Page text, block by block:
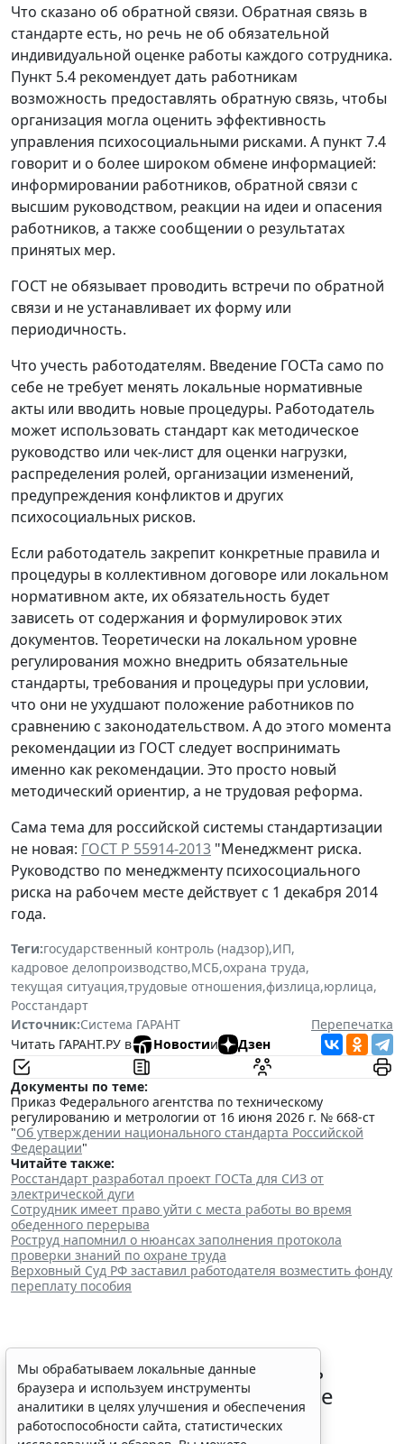
Что сказано об обратной связи. Обратная связь в
стандарте есть, но речь не об обязательной
индивидуальной оценке работы каждого сотрудника.
Пункт 5.4 рекомендует дать работникам
возможность предоставлять обратную связь, чтобы
организация могла оценить эффективность
управления психосоциальными рисками. А пункт 7.4
говорит и о более широком обмене информацией:
информировании работников, обратной связи с
высшим руководством, реакции на идеи и опасения
работников, а также сообщении о результатах
принятых мер.
ГОСТ не обязывает проводить встречи по обратной
связи и не устанавливает их форму или
периодичность.
Что учесть работодателям. Введение ГОСТа само по
себе не требует менять локальные нормативные
акты или вводить новые процедуры. Работодатель
может использовать стандарт как методическое
руководство или чек-лист для оценки нагрузки,
распределения ролей, организации изменений,
предупреждения конфликтов и других
психосоциальных рисков.
Если работодатель закрепит конкретные правила и
процедуры в коллективном договоре или локальном
нормативном акте, их обязательность будет
зависеть от содержания и формулировок этих
документов. Теоретически на локальном уровне
регулирования можно внедрить обязательные
стандарты, требования и процедуры при условии,
что они не ухудшают положение работников по
сравнению с законодательством. А до этого момента
рекомендации из ГОСТ следует воспринимать
именно как рекомендации. Это просто новый
методический ориентир, а не трудовая реформа.
Сама тема для российской системы стандартизации
не новая: ГОСТ Р 55914-2013 "Менеджмент риска.
Руководство по менеджменту психосоциального
риска на рабочем месте действует с 1 декабря 2014
года.
Теги:государственный контроль (надзор),ИП,
кадровое делопроизводство,МСБ,охрана труда,
текущая ситуация,трудовые отношения,физлица,юрлица,
Росстандарт
Источник:Система ГАРАНТ
Перепечатка
Читать ГАРАНТ.РУ в
Новостии Дзен
Документы по теме:
Приказ Федерального агентства по техническому
регулированию и метрологии от 16 июня 2026 г. № 668-ст
"Об утверждении национального стандарта Российской
Федерации"
Читайте также:
Росстандарт разработал проект ГОСТа для СИЗ от
электрической дуги
Сотрудник имеет право уйти с места работы во время
обеденного перерыва
Роструд напомнил о нюансах заполнения протокола
проверки знаний по охране труда
Верховный Суд РФ заставил работодателя возместить фонду
переплату пособия
Работодатели могут получить
субсидии при трудоустройстве
одиноких родителей
Мы обрабатываем локальные данные
браузера и используем инструменты
аналитики в целях улучшения и обеспечения
работоспособности сайта, статистических